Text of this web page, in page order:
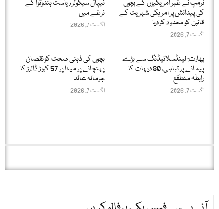
ٹرمپ نے غیر امریکیوں کے بچوں
کی پیدائش پر امریکی شہریت کے
قانون کو محدود کردیا
اگست 7, 2026
نیپال سیکولر ریاست ہندوتوا کے
نرغے میں
اگست 7, 2026
بھارت: لینڈسلائیڈنگ سے بڑے
پیمانے پر تباہی، 80 دیہات کا
رابطہ منطقع
اگست 7, 2026
بچوں کی ذہنی صحت کو نقصان
پہنچانے پر میٹا پر 57 کروڑ ڈالرز کا
جرمانہ عائد
اگست 7, 2026